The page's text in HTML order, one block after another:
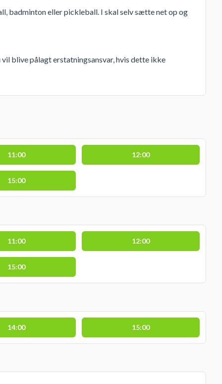
badminton eller pickleball. I skal selv sætte net op og
blive pålagt erstatningsansvar, hvis dette ikke
11:00 12:00
15:00
11:00 12:00
15:00
14:00 15:00